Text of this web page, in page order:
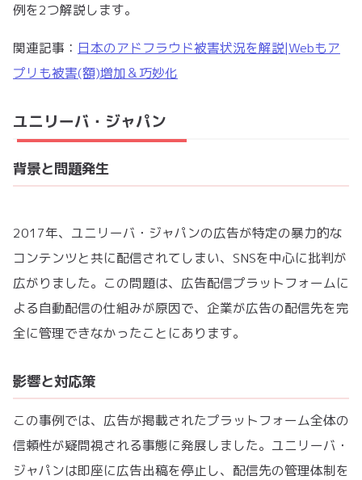
例を2つ解説します。
関連記事： 日本のアドフラウド被害状況を解説|Webもア
プリも被害(額)増加＆巧妙化
ユニリーバ・ジャパン
背景と問題発生
2017年、ユニリーバ・ジャパンの広告が特定の暴力的な
コンテンツと共に配信されてしまい、SNSを中心に批判が
広がりました。この問題は、広告配信プラットフォームに
よる自動配信の仕組みが原因で、企業が広告の配信先を完
全に管理できなかったことにあります。
影響と対応策
この事例では、広告が掲載されたプラットフォーム全体の
信頼性が疑問視される事態に発展しました。ユニリーバ・
ジャパンは即座に広告出稿を停止し、配信先の管理体制を